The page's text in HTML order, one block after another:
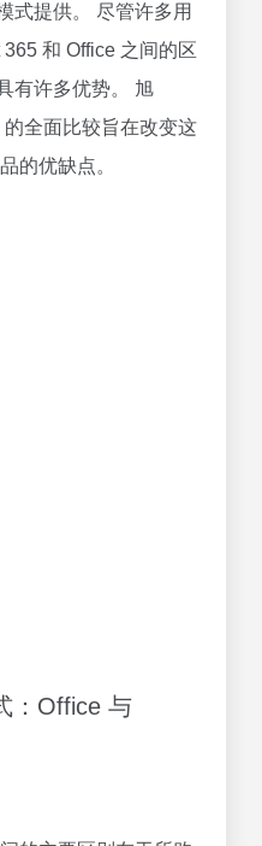
式提供。 尽管许多用
和 Office 之间的区
有许多优势。 旭
全面比较旨在改变这
的优缺点。
：Office 与